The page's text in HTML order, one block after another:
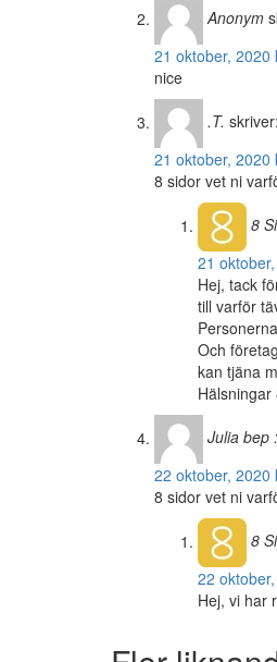
Anonym
21 oktober, 2020
nice
.T. skriver:
21 oktober, 2020
8 sidor vet ni
8
21
Hej, tack
till varför
Och
kan tjäna
Hälsningar
Julia bep
22 oktober, 2020
8 sidor vet ni
8
22
Hej, vi har